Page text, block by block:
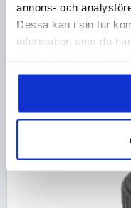
annons- och
Dessa kan i sin tur
information som du
GÄNGDJUP=4,5
D2=11
D3=13
Beställningsnummer: